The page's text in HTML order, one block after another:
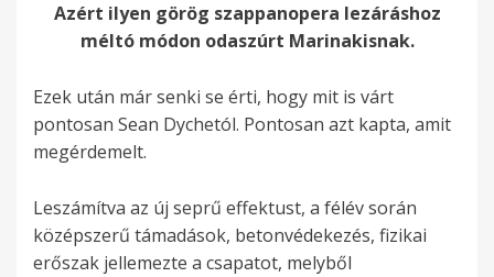
Azért ilyen görög szappanopera lezáráshoz
méltó módon odaszúrt Marinakisnak.
Ezek után már senki se érti, hogy mit is várt
pontosan Sean Dychetól. Pontosan azt kapta, amit
megérdemelt.
Leszámítva az új seprű effektust, a félév során
középszerű támadások, betonvédekezés, fizikai
erőszak jellemezte a csapatot, melyből